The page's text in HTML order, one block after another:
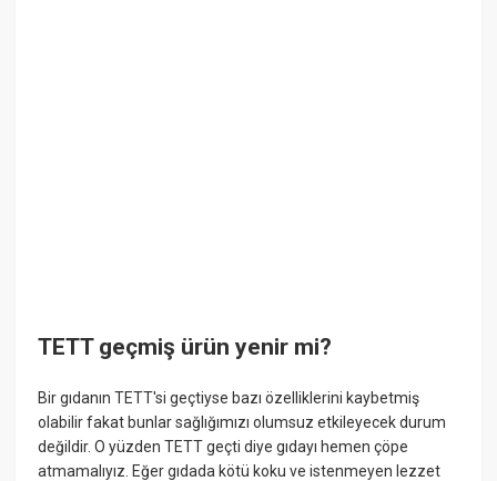
TETT geçmiş ürün yenir mi?
Bir gıdanın TETT'si geçtiyse bazı özelliklerini kaybetmiş
olabilir fakat bunlar sağlığımızı olumsuz etkileyecek durum
değildir. O yüzden TETT geçti diye gıdayı hemen çöpe
atmamalıyız. Eğer gıdada kötü koku ve istenmeyen lezzet